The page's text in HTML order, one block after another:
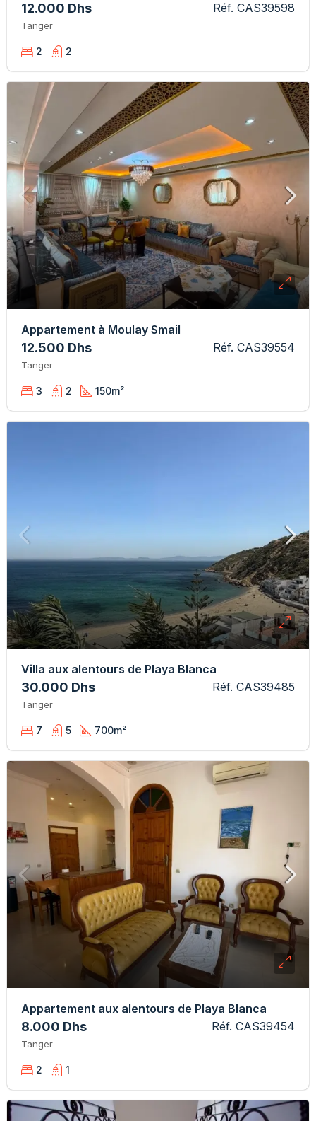
12.000 Dhs Réf. CAS39598
Tanger
2 2
Appartement à Moulay Smail
12.500 Dhs Réf. CAS39554
Tanger
3 2 150m²
Villa aux alentours de Playa Blanca
30.000 Dhs Réf. CAS39485
Tanger
7 5 700m²
Appartement aux alentours de Playa Blanca
8.000 Dhs Réf. CAS39454
Tanger
2 1